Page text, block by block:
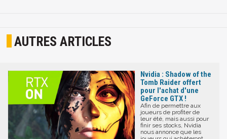
AUTRES ARTICLES
Nvidia : Shadow of the
Tomb Raider offert
pour l'achat d'une
GeForce GTX !
Afin de permettre aux
joueurs de profiter de
leur été, mais aussi pour
finir ses stocks, Nvidia
nous annonce que les